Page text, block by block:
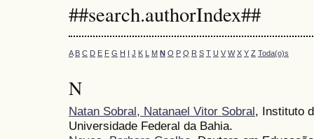
##search.authorIndex##
A B C D E F G H I J K L M N O P Q R S T U V W X Y Z Toda(o)s
N
Natan Sobral, Natanael Vitor Sobral, Instituto
Universidade Federal da Bahia.